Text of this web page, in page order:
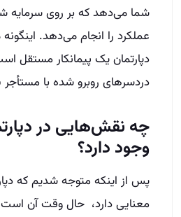
شما می‌دهد که بر روی سرمایه
عملکرد را انجام می‌دهد.
دپارتمان یک پیمانکار مستقل
دردسرهای روبرو شده با مستأجر
چه نقش‌هایی در
وجود دارد؟
پس از این­که متوجه شدیم که
معنایی دارد، حال وقت آن است